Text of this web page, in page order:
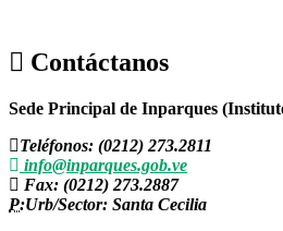
Contáctanos
Sede Principal de Inparques
Teléfonos: (0212) 273.2811
info@inparques.gob.ve
Fax: (0212) 273.2887
P:Urb/Sector: Santa Cecilia